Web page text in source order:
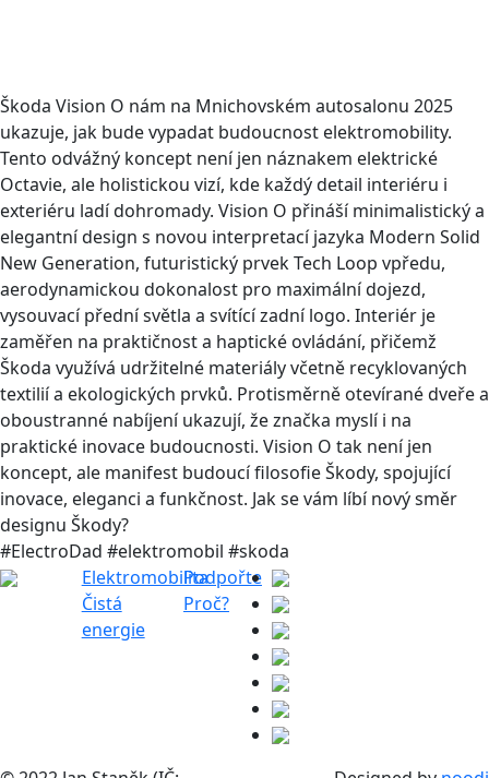
Škoda Vision O nám na Mnichovském autosalonu 2025
ukazuje, jak bude vypadat budoucnost elektromobility.
Tento odvážný koncept není jen náznakem elektrické
Octavie, ale holistickou vizí, kde každý detail interiéru i
exteriéru ladí dohromady. Vision O přináší minimalistický a
elegantní design s novou interpretací jazyka Modern Solid
New Generation, futuristický prvek Tech Loop vpředu,
aerodynamickou dokonalost pro maximální dojezd,
vysouvací přední světla a svítící zadní logo. Interiér je
zaměřen na praktičnost a haptické ovládání, přičemž
Škoda využívá udržitelné materiály včetně recyklovaných
textilií a ekologických prvků. Protisměrně otevírané dveře a
oboustranné nabíjení ukazují, že značka myslí i na
praktické inovace budoucnosti. Vision O tak není jen
koncept, ale manifest budoucí filosofie Škody, spojující
inovace, eleganci a funkčnost. Jak se vám líbí nový směr
designu Škody?
#ElectroDad #elektromobil #skoda
Elektromobilita
Čistá
energie
Podpořte
Proč?